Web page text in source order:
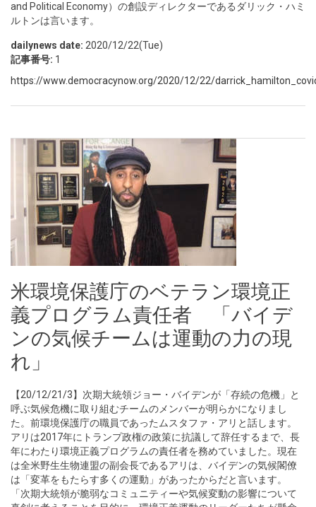
and Political Economy）の創設ディレクターであるダリック・ハミ
ルトンは言います。
dailynews date: 2020/12/22(Tue)
記事番号: 1
https://www.democracynow.org/2020/12/22/
米環境保護庁のベテラン環境正
義プログラム責任者 「バイデ
ンの気候チームは運動の力の現
れ」
【20/12/21/3】次期大統領ジョー・バイデンが「存続の危機」と
呼ぶ気候危機に取り組むチームのメンバーが明らかになりまし
た。前環境保護庁の職員であったムスタファ・アリと話します。
アリは2017年にトランプ政権の政策に抗議して辞任するまで、長
年にわたり環境正義プログラムの責任者を務めていました。現在
は全米野生生物連盟の副会長であるアリは、バイデンの気候閣僚
は「変革をもたらす多くの運動」があったからだと言います。
「次期大統領が脆弱なコミュニティーや気候変動の影響について